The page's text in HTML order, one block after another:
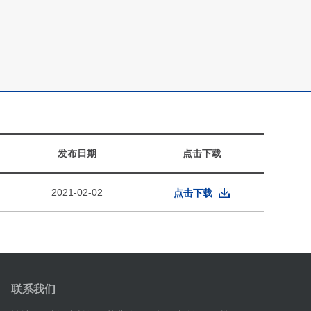
发布日期 点击下载
2021-02-02 点击下载
联系我们